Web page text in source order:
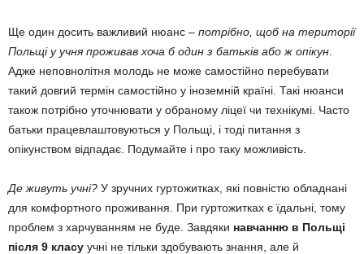
Ще один досить важливий нюанс – потрібно, щоб на території
Польщі у учня проживав хоча б один з батьків або ж опікун
Адже неповнолітня молодь не може самостійно перебувати
такий довгий термін самостійно у іноземній країні. Такі нюанси
також потрібно уточнювати у обраному ліцеї чи технікумі. Часто
батьки працевлаштовуються у Польщі, і тоді питання з
опікунством відпадає. Подумайте і про таку можливість.
Де живуть учні? У зручних гуртожитках, які повністю обладнані
для комфортного проживання. При гуртожитках є їдальні, тому
проблем з харчуванням не буде. Завдяки навчанню в Польщі
після 9 класу учні не тільки здобувають знання, але й